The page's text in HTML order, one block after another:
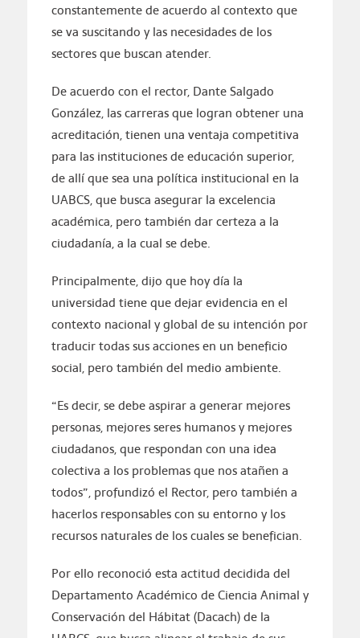
constantemente de acuerdo al contexto que
se va suscitando y las necesidades de los
sectores que buscan atender.
De acuerdo con el rector, Dante Salgado
González, las carreras que logran obtener una
acreditación, tienen una ventaja competitiva
para las instituciones de educación superior,
de allí que sea una política institucional en la
UABCS, que busca asegurar la excelencia
académica, pero también dar certeza a la
ciudadanía, a la cual se debe.
Principalmente, dijo que hoy día la
universidad tiene que dejar evidencia en el
contexto nacional y global de su intención por
traducir todas sus acciones en un beneficio
social, pero también del medio ambiente.
“Es decir, se debe aspirar a generar mejores
personas, mejores seres humanos y mejores
ciudadanos, que respondan con una idea
colectiva a los problemas que nos atañen a
todos”, profundizó el Rector, pero también a
hacerlos responsables con su entorno y los
recursos naturales de los cuales se benefician.
Por ello reconoció esta actitud decidida del
Departamento Académico de Ciencia Animal y
Conservación del Hábitat (Dacach) de la